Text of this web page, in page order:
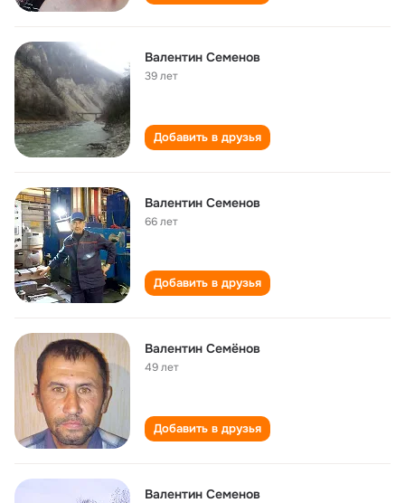
Валентин Семенов
39 лет
Добавить в друзья
Валентин Семенов
66 лет
Добавить в друзья
Валентин Семёнов
49 лет
Добавить в друзья
Валентин Семенов